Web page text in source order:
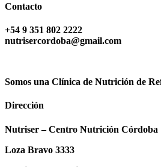
Contacto
+54 9 351 802 2222
nutrisercordoba@gmail.com
Somos una Clínica de Nutrición de
Dirección
Nutriser – Centro Nutrición Córdoba
Loza Bravo 3333